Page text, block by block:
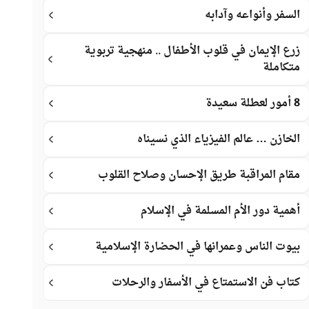
السفر وأنواعه وآدابه
زرع الإيمان في قلوب الأطفال .. منهجية تربوية
متكاملة
8 أمور لعطلة سعيدة
الخازن … عالم الفيزياء الذي نسيناه
مقام المراقبة طريق الإحسان وصلاح القلوب
أهمية دور الأم المسلمة في الإسلام
بيوت الناس وعمرانها في الحضارة الإسلامية
كتاب فن الاستمتاع في الأسفار والرحلات